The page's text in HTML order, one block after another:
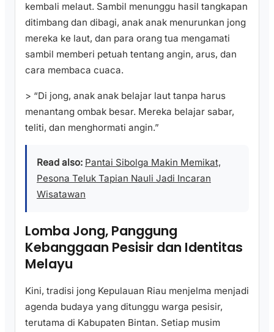
kembali melaut. Sambil menunggu hasil tangkapan
ditimbang dan dibagi, anak anak menurunkan jong
mereka ke laut, dan para orang tua mengamati
sambil memberi petuah tentang angin, arus, dan
cara membaca cuaca.
> “Di jong, anak anak belajar laut tanpa harus
menantang ombak besar. Mereka belajar sabar,
teliti, dan menghormati angin.”
Read also: Pantai Sibolga Makin Memikat,
Pesona Teluk Tapian Nauli Jadi Incaran
Wisatawan
Lomba Jong, Panggung
Kebanggaan Pesisir dan Identitas
Melayu
Kini, tradisi jong Kepulauan Riau menjelma menjadi
agenda budaya yang ditunggu warga pesisir,
terutama di Kabupaten Bintan. Setiap musim